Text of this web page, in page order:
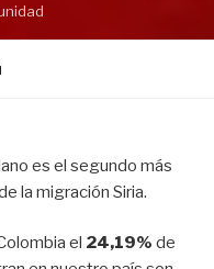
es el segundo más
la migración Siria.
el 24,19% de